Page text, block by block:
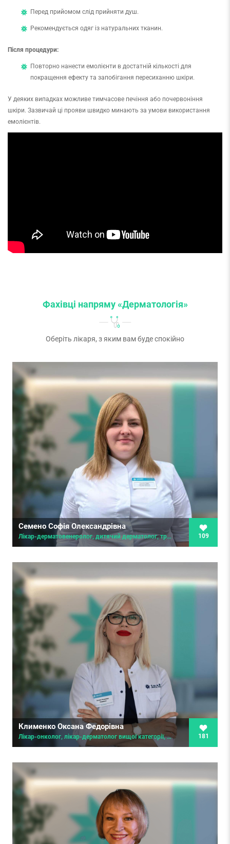
Перед прийомом слід прийняти душ.
Рекомендується одяг із натуральних тканин.
Після процедури:
Повторно нанести емолієнти в достатній кількості для
покращення ефекту та запобігання пересиханню шкіри.
У деяких випадках можливе тимчасове печіння або почервоніння
шкіри. Зазвичай ці прояви швидко минають за умови використання
емолієнтів.
Фахівці напряму «Дерматологія»
Оберіть лікаря, з яким вам буде спокійно
109
Семено Софія Олександрівна
Лікар-дерматовенеролог, дитячий дерматолог, трихолог, косметолог
181
Клименко Оксана Федорівна
Лікар-онколог, лікар-дерматолог вищої категорії, дерматоонколог